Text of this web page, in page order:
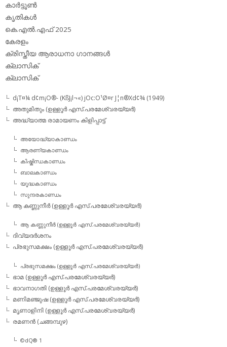
കാര്‍ട്ടൂണ്‍
കൃതികള്‍
കെ.എല്‍.എഫ് 2025
കേരളം
ക്രിസ്തീയ ആരാധനാ ഗാനങ്ങള്‍
ക്ലാസിക്‌
ക്ലാസിക്
d¡T¤¼ d¢m¡O®- (KßJ¡l¬«) jOc:O¹Ø¤r J¦n®Xd¢¾ (1949)
അതുമിതും (ഉള്ളൂര്‍ എസ്.പരമേശ്വരയ്യര്‍)
അദ്ധ്യാത്മ രാമായണം കിളിപ്പാട്ട്‌
അയോദ്ധ്യാകാണ്ഡം
ആരണ്യകാണ്ഡം
കിഷ്കിന്ധകാണ്ഡം
ബാലകാണ്ഡം
യൂദ്ധകാണ്ഡം
സുന്ദരകാണ്ഡം
ആ കണ്ണുനീര്‍ (ഉള്ളൂര്‍ എസ്.പരമേശ്വരയ്യര്‍)
ആ കണ്ണുനീര്‍ (ഉള്ളൂര്‍ എസ്.പരമേശ്വരയ്യര്‍)
ദിവ്യദര്‍ശനം
പ്രഭുസമക്ഷം (ഉള്ളൂര്‍ എസ്.പരമേശ്വരയ്യര്‍)
പ്രഭുസമക്ഷം (ഉള്ളൂര്‍ എസ്.പരമേശ്വരയ്യര്‍)
ഭാമ (ഉള്ളൂര്‍ എസ്.പരമേശ്വരയ്യര്‍)
ഭാവനാഗതി (ഉള്ളൂര്‍ എസ്.പരമേശ്വരയ്യര്‍)
മണിമഞ്ജുഷ (ഉള്ളൂര്‍ എസ്.പരമേശ്വരയ്യര്‍)
മൃണാളിനി (ഉള്ളൂര്‍ എസ്.പരമേശ്വരയ്യര്‍)
രമണന്‍ (ചങ്ങമ്പുഴ)
©dQ® 1